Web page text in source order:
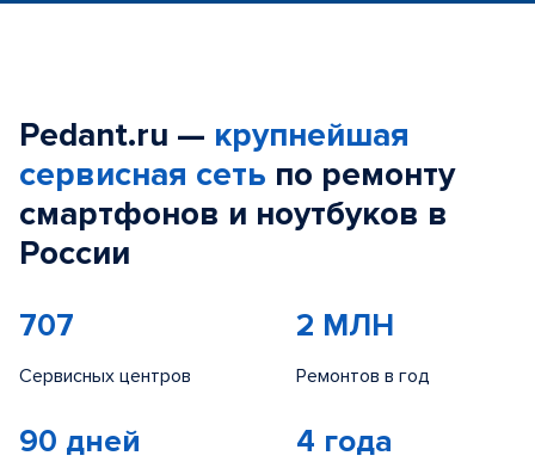
Pedant.ru — крупнейшая
сервисная сеть по ремонту
смартфонов и ноутбуков в
России
707
Сервисных центров
2 МЛН
Ремонтов в год
90 дней 4 года